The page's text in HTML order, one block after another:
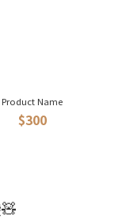
Product Name
$300